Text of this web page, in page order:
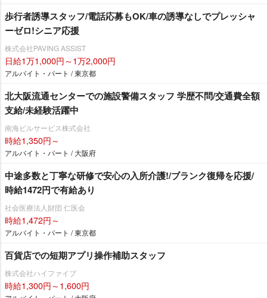
歩行者誘導スタッフ/電話応募もOK/車の誘導なしでプレッシャ
ーゼロ!シニア応援
株式会社PAVING ASSIST
日給1万1,000円～1万2,000円
アルバイト・パート / 東京都
北大阪流通センターでの施設警備スタッフ 学歴不問/交通費全額
支給/未経験活躍中
南海ビルサービス株式会社
時給1,350円～
アルバイト・パート / 大阪府
中途多数と丁寧な研修で安心の入所介護!/ブランク復帰を応援/
時給1472円で有給あり
社会医療法人財団 仁医会
時給1,472円～
アルバイト・パート / 東京都
百貨店での短期アプリ操作補助スタッフ
株式会社ハイファイブ
時給1,300円～1,600円